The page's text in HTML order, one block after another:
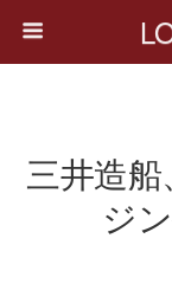
三井造
ジ